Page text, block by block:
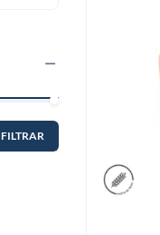
FILTRAR